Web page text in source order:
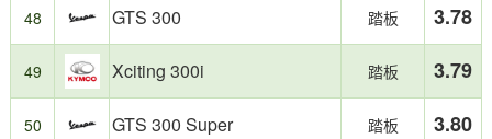
48 GTS 300 踏板 3.78
49 Xciting 300i 踏板 3.79
50 GTS 300 Super 踏板 3.80